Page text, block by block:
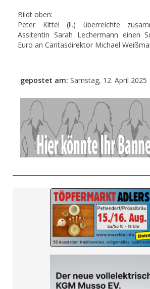
Bildt oben:
Peter Kittel (li.) überreichte
Assitentin Sarah Lechermann einen
Euro an Caritasdirektor Michael
gepostet am: Samstag, 12. April 2025